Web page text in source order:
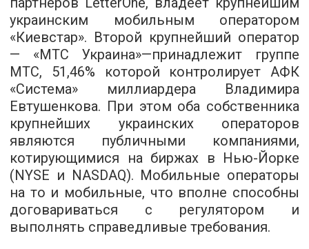
украинским мобильным оператором
«Киевстар». Второй крупнейший оператор
— «МТС Украина»—принадлежит группе
МТС, 51,46% которой контролирует АФК
«Система» миллиардера Владимира
Евтушенкова. При этом оба собственника
крупнейших украинских операторов
являются публичными компаниями,
котирующимися на биржах в Нью-Йорке
(NYSE и NASDAQ). Мобильные операторы
на то и мобильные, что вполне способны
договариваться с регулятором и
выполнять справедливые требования.